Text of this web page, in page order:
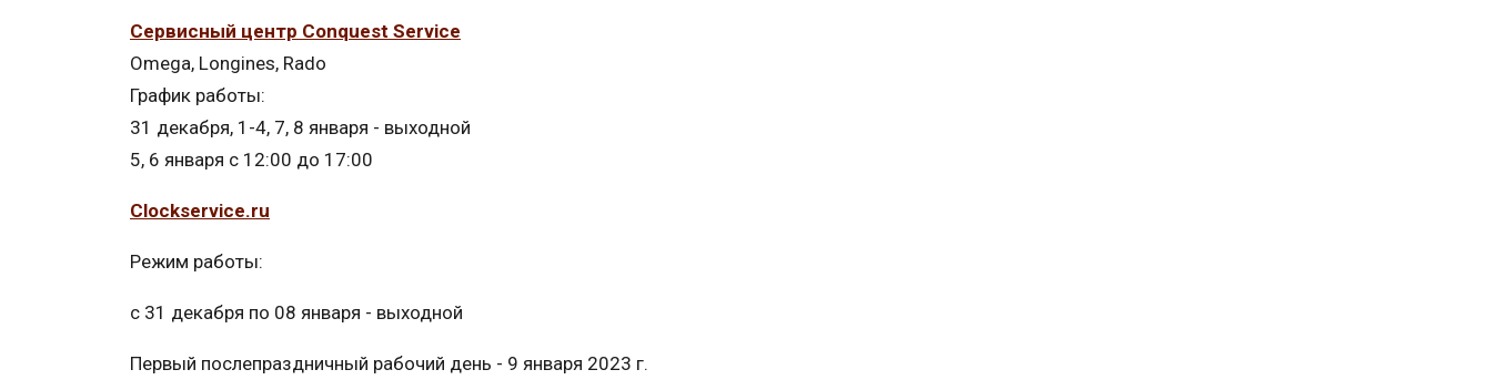
Сервисный центр Conquest Service
Omega, Longines, Rado
График работы:
31 декабря, 1-4, 7, 8 января - выходной
5, 6 января с 12:00 до 17:00
Сlockservice.ru
Режим работы:
с 31 декабря по 08 января - выходной
Первый послепраздничный рабочий день - 9 января 2023 г.